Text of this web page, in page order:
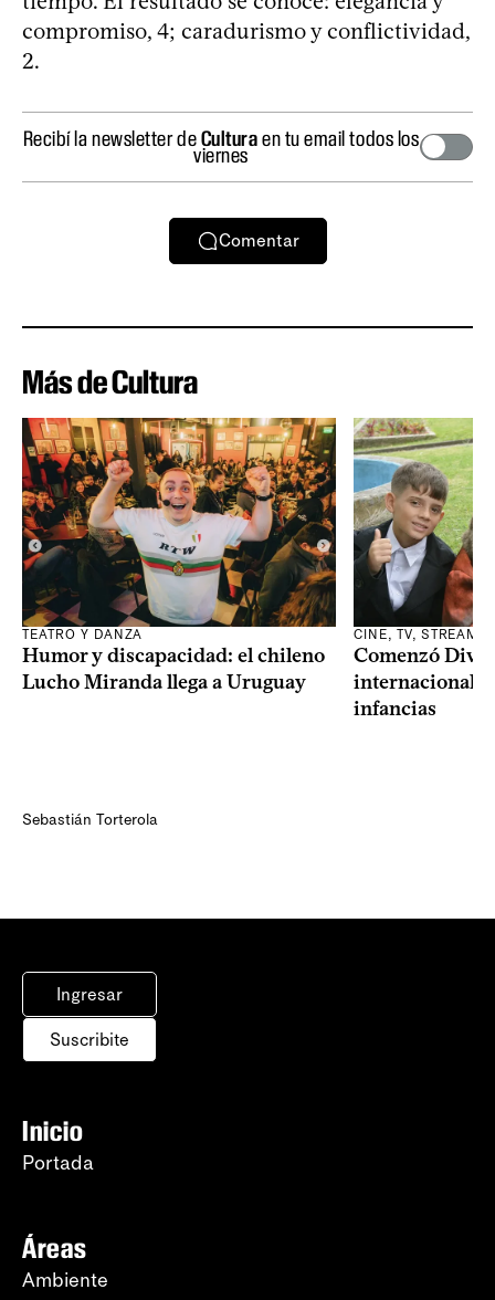
compromiso, 4; caradurismo y conflictividad,
2.
Recibí la newsletter deCulturaen tu email todos los
viernes
Comentar
Más de Cultura
TEATRO Y DANZA
Humor y discapacidad: el chileno
Lucho Miranda llega a Uruguay
Sebastián Torterola
CINE, TV,
Comenzó
internacional
infancias
Ingresar
Suscribite
Inicio
Portada
Áreas
Ambiente